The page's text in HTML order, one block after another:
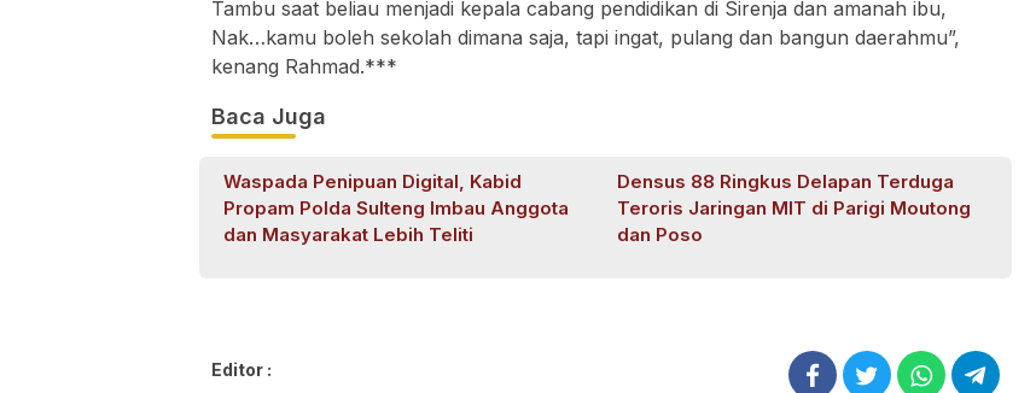
Tambu saat beliau menjadi kepala cabang pendidikan di Sirenja dan amanah ibu,
Nak…kamu boleh sekolah dimana saja, tapi ingat, pulang dan bangun daerahmu”,
kenang Rahmad.***
Baca Juga
Waspada Penipuan Digital, Kabid
Propam Polda Sulteng Imbau Anggota
dan Masyarakat Lebih Teliti
Densus 88 Ringkus Delapan Terduga
Teroris Jaringan MIT di Parigi Moutong
dan Poso
Editor :